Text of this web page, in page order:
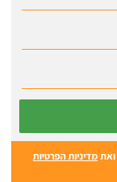
ואתמדיניות הפרטיות